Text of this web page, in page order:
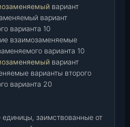
вариант
вариант
варианта 10
взаимозаменяемые
варианта 10
вариант
варианты второго
варианта 20
заимствованные от